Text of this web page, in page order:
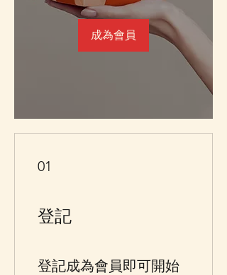
成為會員
01
登記
登記成為會員即可開始